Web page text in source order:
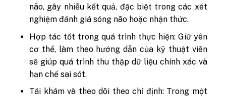
não, gây nhiễu kết quả, đặc biệt trong các xét
nghiệm đánh giá sóng não hoặc nhận thức.
Hợp tác tốt trong quá trình thực hiện:Giữ yên
cơ thể, làm theo hướng dẫn của kỹ thuật viên
sẽ giúp quá trình thu thập dữ liệu chính xác và
hạn chế sai sót.
Tái khám và theo dõi theo chỉ định: Trong một